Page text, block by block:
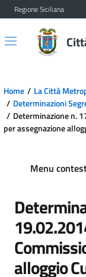
Vai al contenuto
Vai al menu
Regione Siciliana
Home La Città
Determinazioni
Determinazione n.
per assegnazione
Menu
alloggio